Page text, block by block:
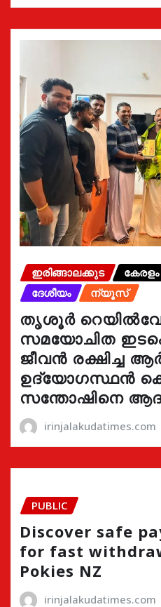
ഇരിങ്ങാലക്കുട കേരളം
ദേശീയം
ന്യൂസ്
തൃശൂർ റെയിൽവേ
സമയോചിത
ജീവൻ രക്ഷിച്ച
ഉദ്യോഗസ്ഥൻ
സന്തോഷിനെ
irinjalakudatimes.com
PUBLIC
Discover safe
for fast
Pokies NZ
irinjalakudatimes.com